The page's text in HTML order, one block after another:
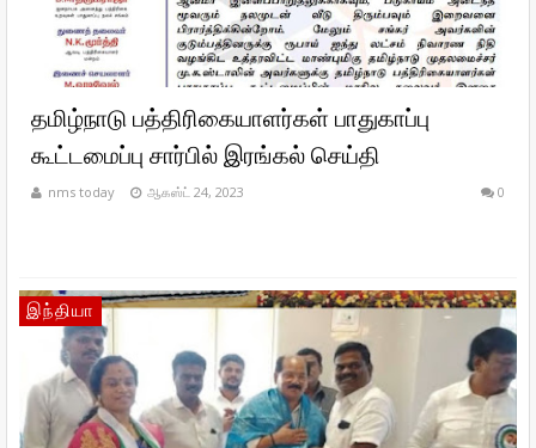
தமிழ்நாடு பத்திரிகையாளர்கள் பாதுகாப்பு
கூட்டமைப்பு சார்பில் இரங்கல் செய்தி
nms today ஆகஸ்ட் 24, 2023 0
இந்தியா